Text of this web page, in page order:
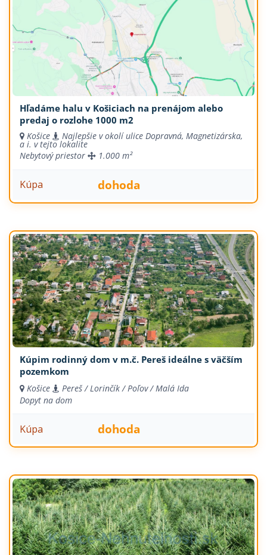
Hľadáme halu v Košiciach na prenájom alebo
predaj o rozlohe 1000 m2
Košice Najlepšie v okolí ulice Dopravná, Magnetizárska,
a i. v tejto lokalite
Nebytový priestor
1.000 m²
Kúpa dohoda
Kúpim rodinný dom v m.č. Pereš ideálne s väčším
pozemkom
Košice
Pereš / Lorinčík / Poľov / Malá Ida
Dopyt na dom
Kúpa dohoda